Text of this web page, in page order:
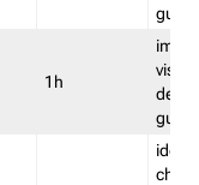
1h
della
che